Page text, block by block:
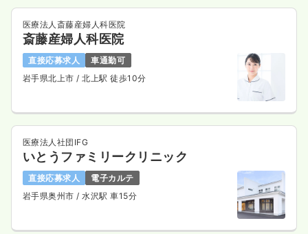
医療法人斎藤産婦人科医院
斎藤産婦人科医院
直接応募求人
車通勤可
岩手県北上市 / 北上駅 徒歩10分
医療法人社団IFG
いとうファミリークリニック
直接応募求人
電子カルテ
岩手県奥州市 / 水沢駅 車15分